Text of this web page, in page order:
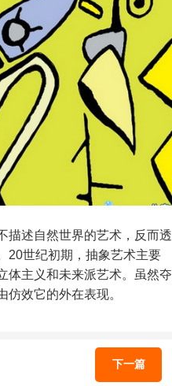
述自然世界的艺术，反而透
20世纪初期，抽象艺术主要
体主义和未来派艺术。虽然夺
效它的外在表现。
下一篇